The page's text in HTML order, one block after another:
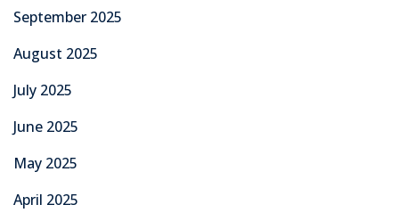
September 2025
August 2025
July 2025
June 2025
May 2025
April 2025